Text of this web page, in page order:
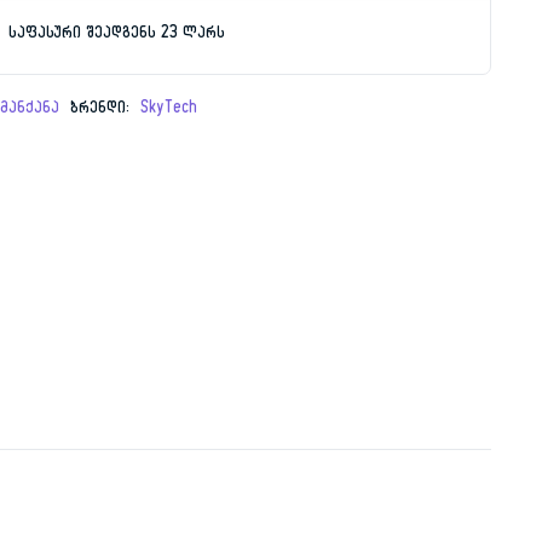
₾.
₾.
საფასური შეადგენს 23 ლარს
ბრენდი: SkyTech